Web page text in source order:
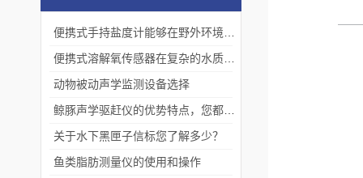
动物被动声学监测设备选择
关于水下黑匣子信标您了解多少？
鱼类脂肪测量仪的使用和操作